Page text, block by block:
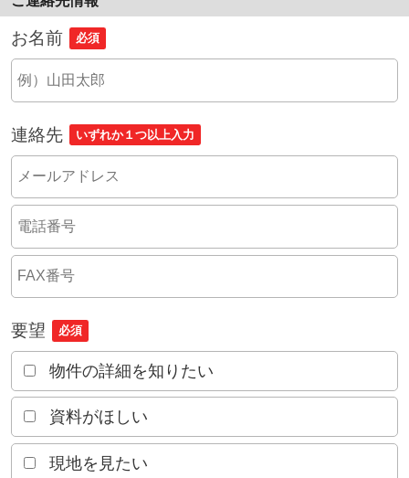
お名前 必須
連絡先 いずれか１つ以上入力
要望 必須
物件の詳細を知りたい
資料がほしい
現地を見たい